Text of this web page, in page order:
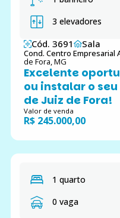
3 elevadores
Cód. 3691 Sala
Cond. Centro Empresarial
de Fora, MG
Excelente
ou instalar o
de Juiz de Fora!
Valor de venda
R$ 245.000,00
1 quarto
0 vaga